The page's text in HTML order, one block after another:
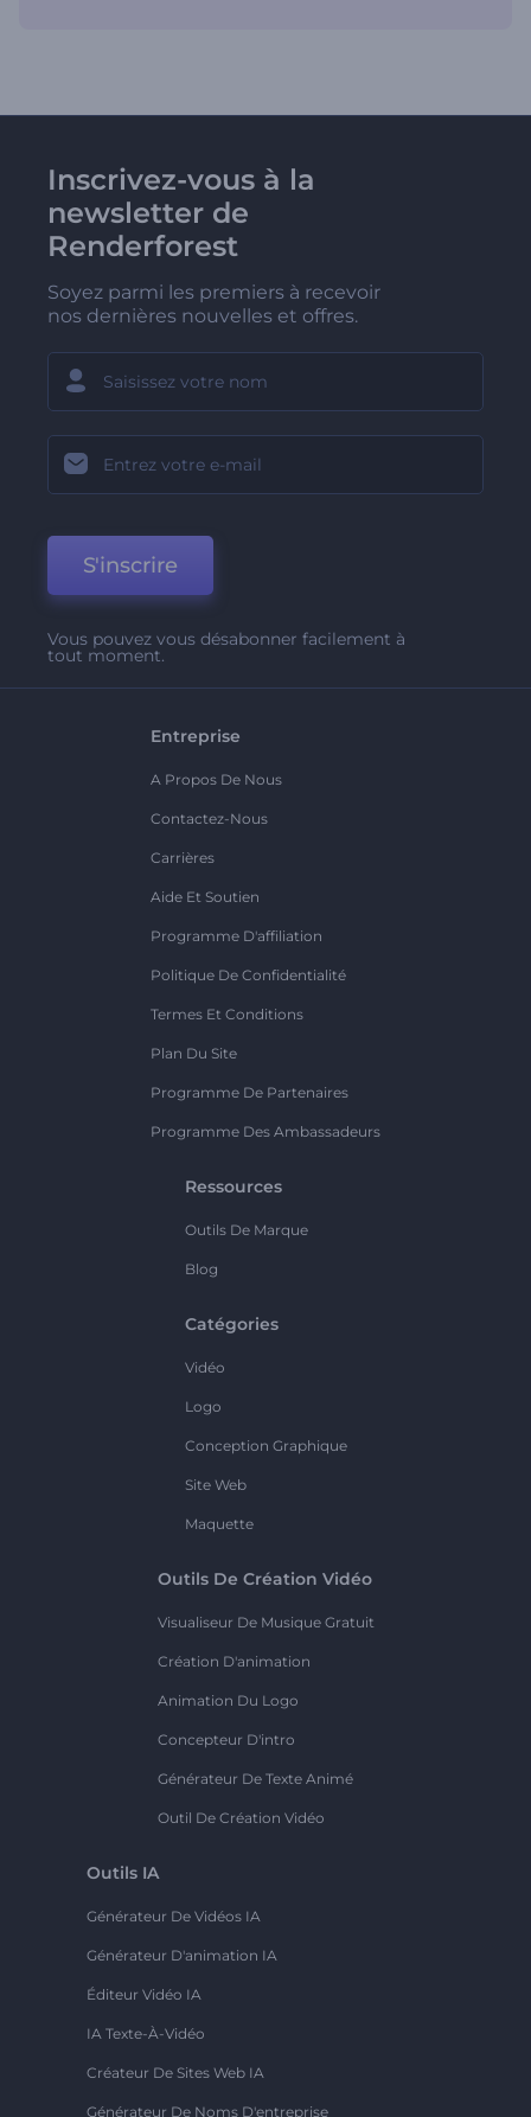
Inscrivez-vous à la
newsletter de
Renderforest
Soyez parmi les premiers à recevoir
nos dernières nouvelles et offres.
S'inscrire
Vous pouvez vous désabonner facilement à
tout moment.
Entreprise
A Propos De Nous
Contactez-Nous
Carrières
Aide Et Soutien
Programme D'affiliation
Politique De Confidentialité
Termes Et Conditions
Plan Du Site
Programme De Partenaires
Programme Des Ambassadeurs
Ressources
Outils De Marque
Blog
Catégories
Vidéo
Logo
Conception Graphique
Site Web
Maquette
Outils De Création Vidéo
Visualiseur De Musique Gratuit
Création D'animation
Animation Du Logo
Concepteur D'intro
Générateur De Texte Animé
Outil De Création Vidéo
Outils IA
Générateur De Vidéos IA
Générateur D'animation IA
Éditeur Vidéo IA
IA Texte-À-Vidéo
Créateur De Sites Web IA
Générateur De Noms D'entreprise